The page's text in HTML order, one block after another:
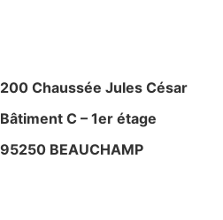
200 Chaussée Jules César
Bâtiment C – 1er étage
95250 BEAUCHAMP